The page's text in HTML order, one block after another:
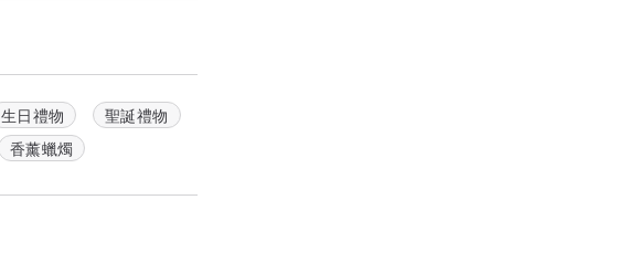
生日禮物
聖誕禮物
香薰蠟燭